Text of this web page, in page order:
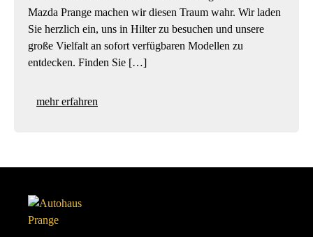
Mazda Prange machen wir diesen Traum wahr. Wir laden
Sie herzlich ein, uns in Hilter zu besuchen und unsere
große Vielfalt an sofort verfügbaren Modellen zu
entdecken. Finden Sie […]
mehr erfahren